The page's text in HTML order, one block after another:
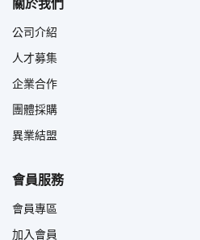
公司介紹
人才募集
企業合作
團體採購
異業結盟
會員服務
會員專區
加入會員